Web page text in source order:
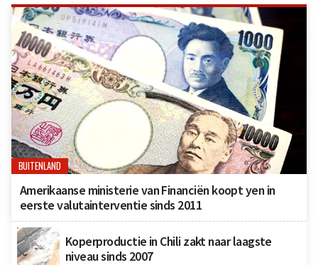
BUITENLAND
Amerikaanse ministerie van Financiën koopt yen in
eerste valutainterventie sinds 2011
Koperproductie in Chili zakt naar laagste
niveau sinds 2007